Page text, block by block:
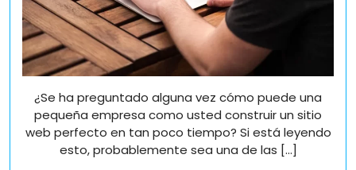
Las
mejores
empresas
de
desarrollo
web
de
web
de
Zaragoza
¿Se ha preguntado alguna vez cómo puede una
pequeña empresa como usted construir un sitio
web perfecto en tan poco tiempo? Si está leyendo
esto, probablemente sea una de las [...]